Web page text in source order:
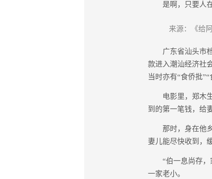
是啊，只要人在
来源：《给
广东省汕头市档
款进入潮汕经济社
当时亦有“食侨批”“
电影里，郑木生
到的第一笔钱，给
那时，身在他乡
妻儿能尽快收到，
“伯一息尚存，家
一家老小。